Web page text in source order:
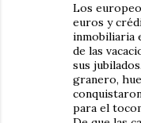
Los
euros y
inmobiliaria
de las
sus
granero,
para el